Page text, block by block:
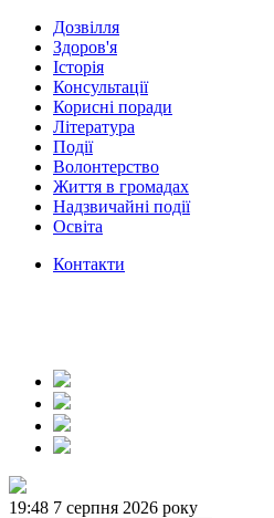
Дозвілля
Здоров'я
Історія
Консультації
Корисні поради
Література
Події
Волонтерство
Життя в громадах
Надзвичайні події
Освіта
Контакти
19:48 7 серпня 2026 року